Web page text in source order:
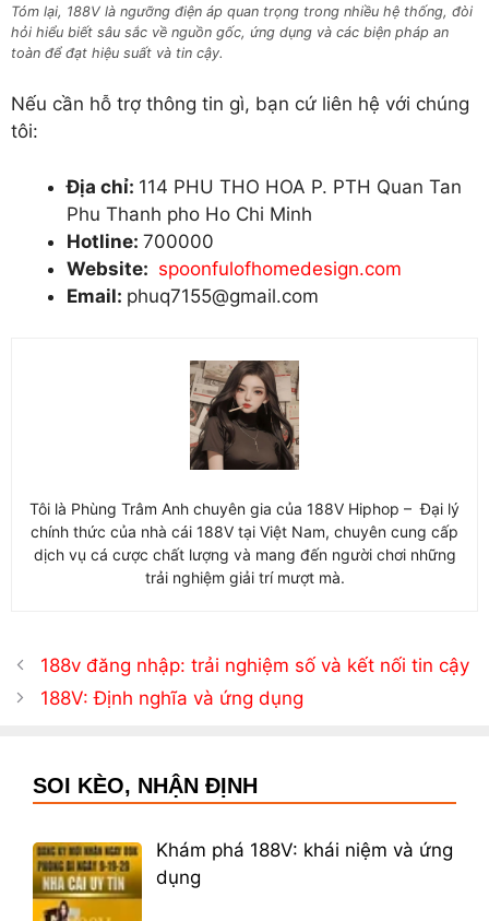
Tóm lại, 188V là ngưỡng điện áp quan trọng trong nhiều hệ thống, đòi
hỏi hiểu biết sâu sắc về nguồn gốc, ứng dụng và các biện pháp an
toàn để đạt hiệu suất và tin cậy.
Nếu cần hỗ trợ thông tin gì, bạn cứ liên hệ với chúng
tôi:
Địa chỉ: 114 PHU THO HOA P. PTH Quan Tan
Phu Thanh pho Ho Chi Minh
Hotline: 700000
Website: spoonfulofhomedesign.com
Email: phuq7155@gmail.com
Tôi là Phùng Trâm Anh chuyên gia của 188V Hiphop – Đại lý
chính thức của nhà cái 188V tại Việt Nam, chuyên cung cấp
dịch vụ cá cược chất lượng và mang đến người chơi những
trải nghiệm giải trí mượt mà.
188v đăng nhập: trải nghiệm số và kết nối tin cậy
188V: Định nghĩa và ứng dụng
SOI KÈO, NHẬN ĐỊNH
Khám phá 188V: khái niệm và ứng
dụng